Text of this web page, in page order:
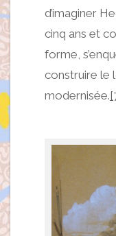
d’imaginer
cinq ans et
forme,
construire le
modernisée.